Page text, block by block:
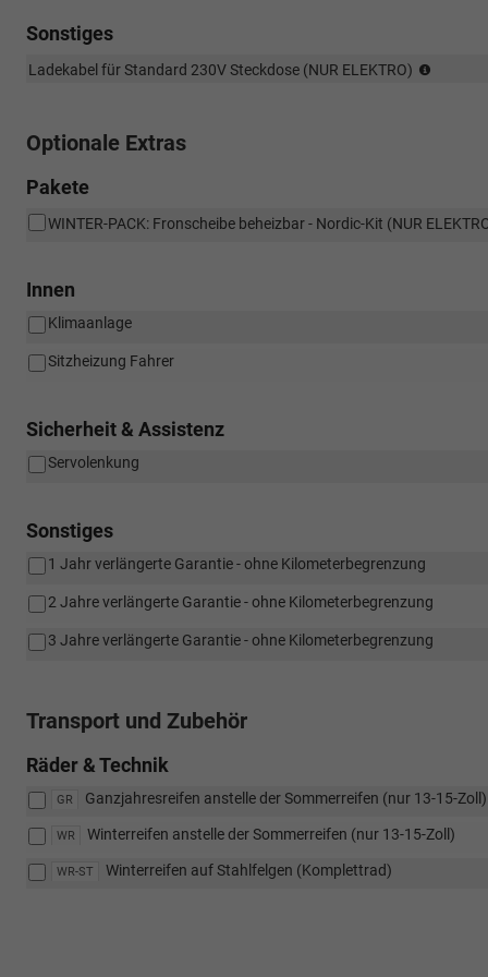
Sonstiges
Ladekabel für Standard 230V Steckdose (NUR ELEKTRO)
Optionale Extras
Pakete
WINTER-PACK: Fronscheibe beheizbar - Nordic-Kit (NUR
Innen
Klimaanlage
Sitzheizung Fahrer
Sicherheit & Assistenz
Servolenkung
Sonstiges
1 Jahr verlängerte Garantie - ohne Kilometerbegrenzung
2 Jahre verlängerte Garantie - ohne Kilometerbegrenzung
3 Jahre verlängerte Garantie - ohne Kilometerbegrenzung
Transport und Zubehör
Räder & Technik
GR Ganzjahresreifen anstelle der Sommerreifen (nur 13-15-Zoll)
WR Winterreifen anstelle der Sommerreifen (nur 13-15-Zoll)
WR-ST Winterreifen auf Stahlfelgen (Komplettrad)